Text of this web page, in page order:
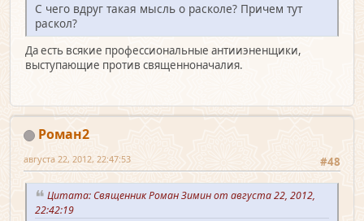
С чего вдруг такая мысль о расколе? Причем тут
раскол?
Да есть всякие профессиональные антииэненщики,
выступающие против священноначалия.
Роман2
#48
августа 22, 2012, 22:47:53
Цитата: Священник Роман Зимин от августа 22, 2012,
22:42:19